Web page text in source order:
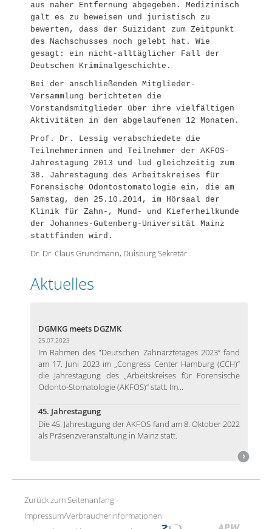
aus naher Entfernung abgegeben. Medizinisch
galt es zu beweisen und juristisch zu
bewerten, dass der Suizidant zum Zeitpunkt
des Nachschusses noch gelebt hat. Wie
gesagt: ein nicht-alltäglicher Fall der
Deutschen Kriminalgeschichte.
Bei der anschließenden Mitglieder-
Versammlung berichteten die
Vorstandsmitglieder über ihre vielfältigen
Aktivitäten in den abgelaufenen 12 Monaten.
Prof. Dr. Lessig verabschiedete die
Teilnehmerinnen und Teilnehmer der AKFOS-
Jahrestagung 2013 und lud gleichzeitig zum
38. Jahrestagung des Arbeitskreises für
Forensische Odontostomatologie ein, die am
Samstag, den 25.10.2014, im Hörsaal der
Klinik für Zahn-, Mund- und Kieferheilkunde
der Johannes-Gutenberg-Universität Mainz
stattfinden wird.
Dr. Dr. Claus Grundmann, Duisburg Sekretär
Aktuelles
DGMKG meets DGZMK
25.07.2023
Im Rahmen des "Deutschen Zahnärztetages 2023“ fand
am 17. Juni 2023 im „Congress Center Hamburg (CCH)“
die Jahrestagung des „Arbeitskreises für Forensische
Odonto-Stomatologie (AKFOS)“ statt. Im...
45. Jahrestagung
Die 45. Jahrestagung der AKFOS fand am 8. Oktober 2022
als Präsenzveranstaltung in Mainz statt.
Zurück zum Seitenanfang
Impressum/Verbraucherinformationen